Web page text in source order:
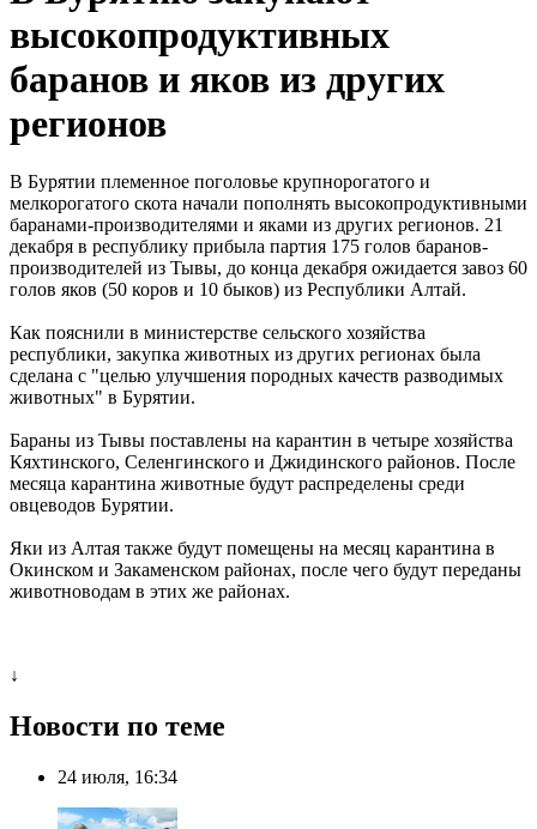
высокопродуктивных
баранов и яков из других
регионов
В Бурятии племенное поголовье крупнорогатого и
мелкорогатого скота начали пополнять высокопродуктивными
баранами-производителями и яками из других регионов. 21
декабря в республику прибыла партия 175 голов баранов-
производителей из Тывы, до конца декабря ожидается завоз 60
голов яков (50 коров и 10 быков) из Республики Алтай.
Как пояснили в министерстве сельского хозяйства
республики, закупка животных из других регионах была
сделана с "целью улучшения породных качеств разводимых
животных" в Бурятии.
Бараны из Тывы поставлены на карантин в четыре хозяйства
Кяхтинского, Селенгинского и Джидинского районов. После
месяца карантина животные будут распределены среди
овцеводов Бурятии.
Яки из Алтая также будут помещены на месяц карантина в
Окинском и Закаменском районах, после чего будут переданы
животноводам в этих же районах.
↓
Новости по теме
24 июля, 16:34